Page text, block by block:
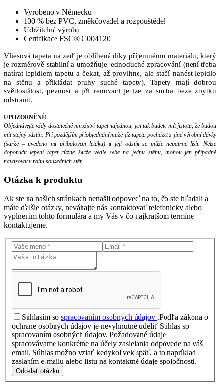
Vyrobeno v Německu
100 % bez PVC, změkčovadel a rozpouštědel
Udržitelná výroba
Certifikace FSC® C004120
Vliesová tapeta na zeď je oblíbená díky příjemnému materiálu, který
je rozměrově stabilní a umožňuje jednoduché zpracování (není třeba
natírat lepidlem tapetu a čekat, až provlhne, ale stačí nanést lepidlo
na stěnu a přikládat pruhy suché tapety). Tapety mají dobrou
světlostálost, pevnost a při renovaci je lze za sucha beze zbytku
odstranit.
UPOZORNĚNÍ!
Objednávejte vždy dostatečné množství tapet najednou, jen tak budete mít jistotu, že budou
mít stejný odstín. Při pozdějším přiobjednání může již tapeta pocházet z jiné výrobní dávky
(šarže – uvedeno na příbalovém letáku) a její odstín se může nepatrně lišit. Nelze
doporučit lepení tapet různé šarže vedle sebe na jednu stěnu, mohou jen případně
navazovat v rohu sousedních stěn.
Otázka k produktu
Ak ste na našich stránkach nenašli odpoveď na to, čo ste hľadali a
máte ďalšie otázky, neváhajte nás kontaktovať telefonicky alebo
vyplnením tohto formulára a my Vás v čo najkratšom termíne
kontaktujeme.
Súhlasím so spracovaním osobných údajov .Podľa zákona o
ochrane osobných údajov je nevyhnutné udeliť Súhlas so
spracovaním osobných údajov. Požadované údaje
spracovávame konkrétne na účely zasielania odpovede na váš
email. Súhlas možno vziať kedykoľvek späť, a to napríklad
zaslaním e-mailu alebo listu na kontaktné údaje spoločnosti.
Odoslať otázku